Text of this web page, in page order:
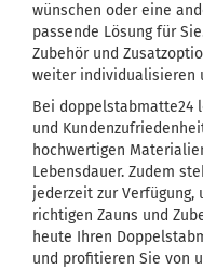
wünschen oder eine
passende Lösung für
Zubehör und
weiter individualisieren
Bei doppelstabmatte24
und
hochwertigen
Lebensdauer. Zudem
jederzeit zur Verfügung,
richtigen Zauns und
heute Ihren
und profitieren Sie von